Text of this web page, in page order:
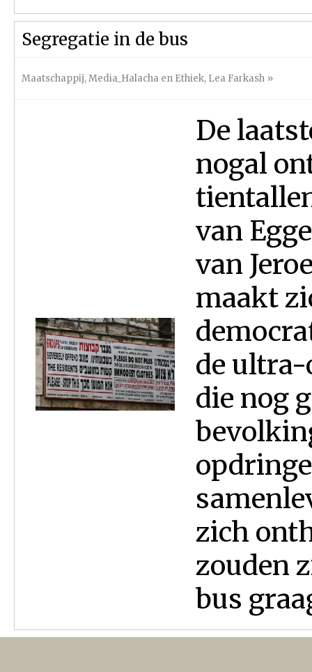
Segregatie in de bus
Maatschappij,Media_Halacha en Ethiek, Lea Farkash »
De
nogal
van
van
maakt
de
die nog
zich
zouden
bus